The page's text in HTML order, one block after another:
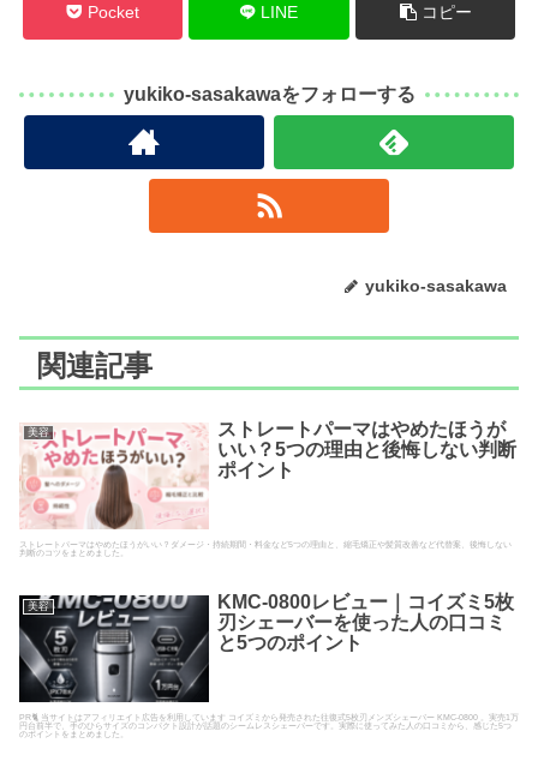
Pocket LINE コピー
yukiko-sasakawaをフォローする
yukiko-sasakawa
関連記事
美容
ストレートパーマはやめたほうが
いい？5つの理由と後悔しない判断
ポイント
ストレートパーマはやめたほうがいい？ダメージ・持続期間・料金など5つの理由と、縮毛矯正や髪質改善など代替案、後悔しない
判断のコツをまとめました。
美容
KMC-0800レビュー｜コイズミ5枚
刃シェーバーを使った人の口コミ
と5つのポイント
PR🐈 当サイトはアフィリエイト広告を利用しています コイズミから発売された往復式5枚刃メンズシェーバー KMC-0800 。実売1万
円台前半で、手のひらサイズのコンパクト設計が話題のシームレスシェーバーです。実際に使ってみた人の口コミから、感じた5つ
のポイントをまとめました。